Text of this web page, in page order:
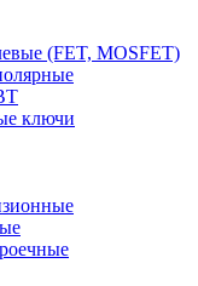
(FET, MOSFET)
ключи